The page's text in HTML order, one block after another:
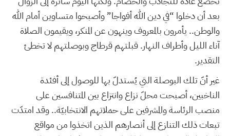
بعد أن دخلوا “في دين الله أفواجا” وأصبحوا متساوين أمام الله
والوطن.. يأمرون بالمعروف وينهون عن المنكر، ويقيمون الصلاة
آناء الليل وأطراف النهار. قبلتهم قرطاج وبوصلتهم لا تخطئ
التقدير.
غير أنّ تلك البوصلة التي يُستدلّ بها للوصول إلى أفئدة
الناخبين، أصبحت محلّ نزاع وانتزاع بين المتنافسين على
منصب الرئاسة والمشرفين على حملاتهم الانتخابيّة.. وقد امتدّت
تبعات ذلك التنازع إلى أنصارهم الذين اتخذوا من مواقع